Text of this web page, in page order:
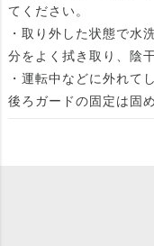
てください。
・取り外した状態で水
分をよく拭き取り、陰
・運転中などに外れて
後ろガードの固定は固